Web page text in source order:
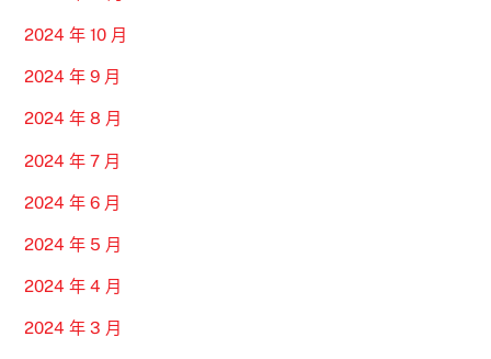
2024 年 10 月
2024 年 9 月
2024 年 8 月
2024 年 7 月
2024 年 6 月
2024 年 5 月
2024 年 4 月
2024 年 3 月